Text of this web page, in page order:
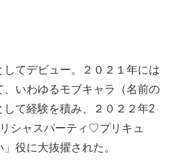
してデビュー。２０２１年には
いわゆるモブキャラ（名前の
て経験を積み、２０２２年2
シャスパーティ♡プリキュ
役に大抜擢された。